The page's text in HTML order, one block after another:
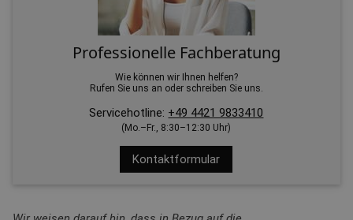
Professionelle Fachberatung
Wie können wir Ihnen helfen?
Rufen Sie uns an oder schreiben Sie uns.
Servicehotline: +49 4421 9833410
(Mo.–Fr., 8:30–12:30 Uhr)
Kontaktformular